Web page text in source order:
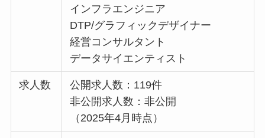
インフラエンジニア
DTP/グラフィックデザイナー
経営コンサルタント
データサイエンティスト
求人数
公開求人数：119件
非公開求人数：非公開
（2025年4月時点）